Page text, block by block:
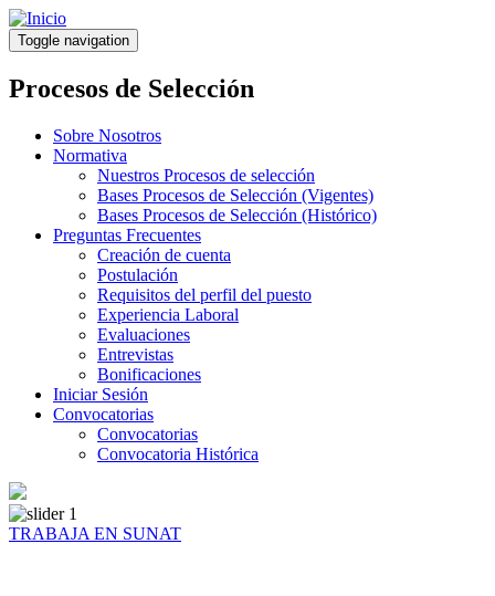
Pasar
al
contenido
principal
Toggle navigation
Procesos de Selección
Sobre Nosotros
Normativa
Nuestros Procesos de selección
Bases Procesos de Selección (Vigentes)
Bases Procesos de Selección (Histórico)
Preguntas Frecuentes
Creación de cuenta
Postulación
Requisitos del perfil del puesto
Experiencia Laboral
Evaluaciones
Entrevistas
Bonificaciones
Iniciar Sesión
Convocatorias
Convocatorias
Convocatoria Histórica
TRABAJA EN SUNAT